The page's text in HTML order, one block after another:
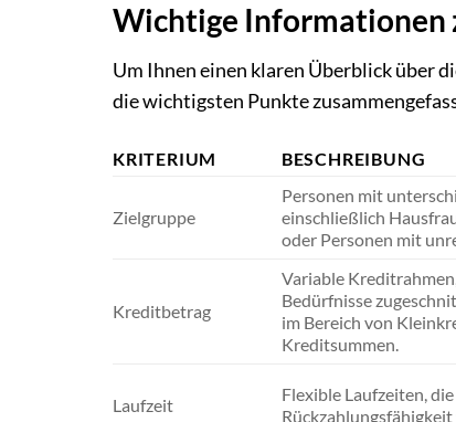
Wichtige Informationen
Um Ihnen einen klaren Überblick über
die wichtigsten Punkte
KRITERIUM BESCHREIBUNG
Zielgruppe
Personen mit
einschließlich
oder Personen mit
Kreditbetrag
Variable
Bedürfnisse
im Bereich von
Kreditsummen.
Laufzeit
Flexible Laufzeiten,